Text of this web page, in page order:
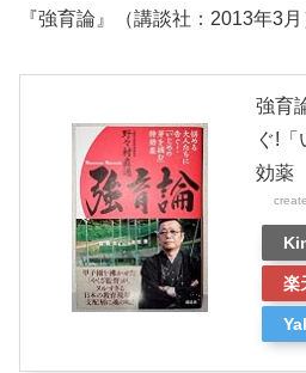
『強育論』（講談社：2013年3月
強育
ぐ!
効薬
楽